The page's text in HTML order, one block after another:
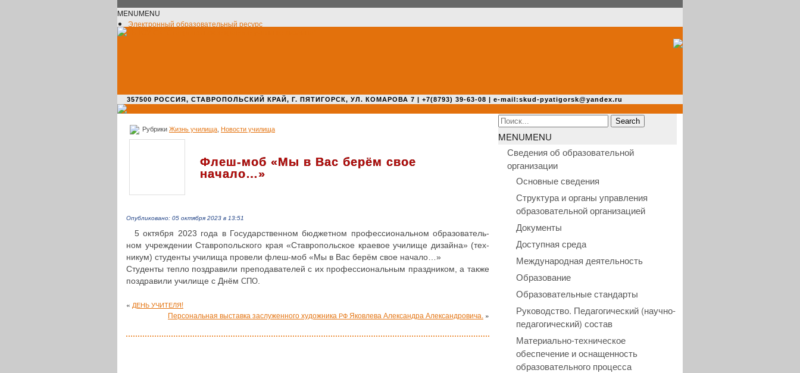
MENUMENU
Электронный образовательный ресурс
357500 РОССИЯ, СТАВРОПОЛЬСКИЙ КРАЙ, Г. ПЯТИГОРСК, УЛ. КОМАРОВА 7 | +7(8793) 39-63-08 | e-mail:skud-pyatigorsk@yandex.ru
Рубрики Жизнь училища Новости училища
Флеш-моб «Мы в Вас берём свое
начало…»
Опубликовано: 05 октября 2023 в 13:51
5 октября 2023 года в Госу­дар­ствен­ном бюд­жет­ном про­фес­си­о­наль­ном обра­зо­ва­тель­
ном учре­жде­нии Став­ро­поль­ско­го края «Став­ро­поль­ское краевое училище дизайна» (тех­
ни­кум) сту­ден­ты училища провели флеш-моб «Мы в Вас берём свое начало…»
Сту­ден­ты тепло поздра­ви­ли пре­по­да­ва­те­лей с их про­фес­си­о­наль­ным празд­ни­ком, а также
поздра­ви­ли училище с Днём СПО
« ДЕНЬ УЧИТЕЛЯ!
Персональная выставка заслуженного художника РФ Яковлева Александра Александровича. »
Search
for:
MENUMENU
Сведения об образовательной
организации
Основные сведения
Структура и органы управления
образовательной организацией
Документы
Доступная среда
Международная деятельность
Образование
Образовательные стандарты
Руководство. Педагогический (научно-
педагогический) состав
Материально-техническое
обеспечение и оснащенность
образовательного процесса